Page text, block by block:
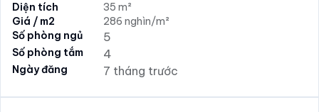
Diện tích
35 m²
Giá / m2
286 nghìn/m²
Số phòng ngủ
5
Số phòng tắm 4
Ngày đăng 7 tháng trước